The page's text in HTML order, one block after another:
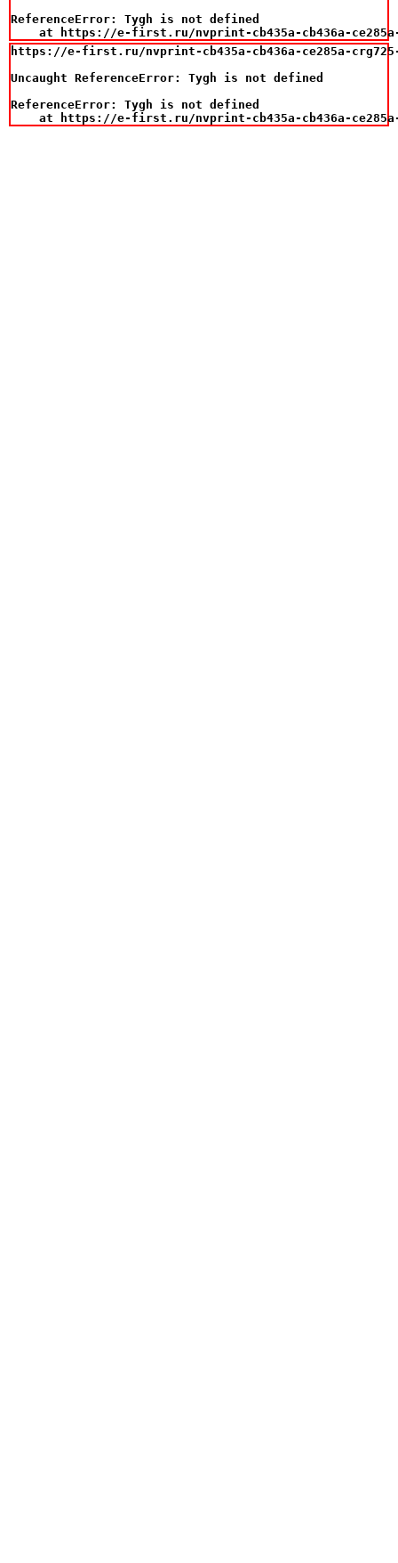
ReferenceError: Tygh is not defined
at https://e-first.ru/nvprint-cb435a-cb436a-
https://e-first.ru/nvprint-cb435a-cb436a-ce285a-
Uncaught ReferenceError: Tygh is not defined
ReferenceError: Tygh is not defined
at https://e-first.ru/nvprint-cb435a-cb436a-